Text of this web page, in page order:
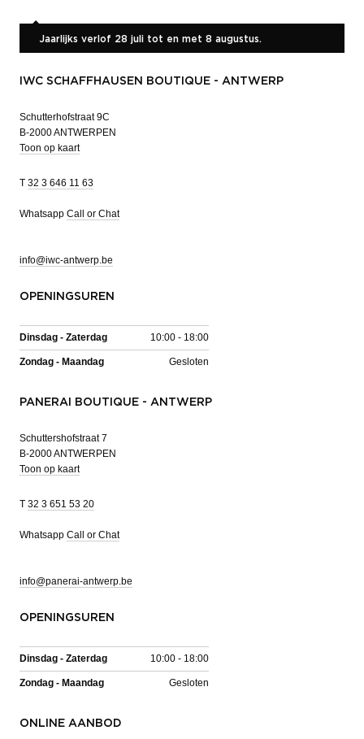
Jaarlijks verlof 28 juli tot en met 8 augustus.
IWC SCHAFFHAUSEN BOUTIQUE - ANTWERP
Schutterhofstraat 9C
B-2000 ANTWERPEN
Toon op kaart
T 32 3 646 11 63
Whatsapp Call or Chat
info@iwc-antwerp.be
OPENINGSUREN
Dinsdag - Zaterdag 10:00 - 18:00
Zondag - Maandag Gesloten
PANERAI BOUTIQUE - ANTWERP
Schuttershofstraat 7
B-2000 ANTWERPEN
Toon op kaart
T 32 3 651 53 20
Whatsapp Call or Chat
info@panerai-antwerp.be
OPENINGSUREN
Dinsdag - Zaterdag 10:00 - 18:00
Zondag - Maandag Gesloten
ONLINE AANBOD